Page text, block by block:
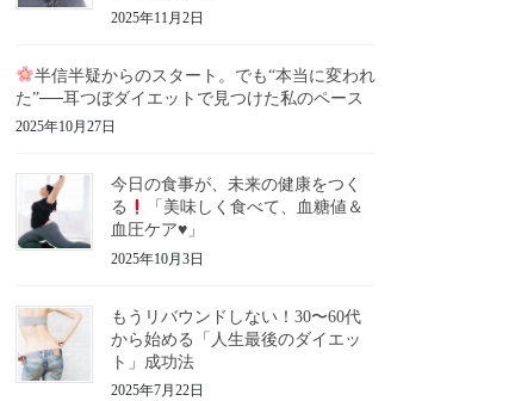
2025年11月2日
半信半疑からのスタート。でも“本当に変われ
た”──耳つぼダイエットで見つけた私のペース
2025年10月27日
今日の食事が、未来の健康をつく
る
「美味しく食べて、血糖値＆
血圧ケア♥️ 」
2025年10月3日
もうリバウンドしない！30〜60代
から始める「人生最後のダイエッ
ト」成功法
2025年7月22日